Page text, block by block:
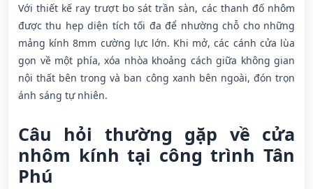
Với thiết kế ray trượt bo sát trần sàn, các thanh đố nhôm
được thu hẹp diện tích tối đa để nhường chỗ cho những
mảng kính 8mm cường lực lớn. Khi mở, các cánh cửa lùa
gọn về một phía, xóa nhòa khoảng cách giữa không gian
nội thất bên trong và ban công xanh bên ngoài, đón trọn
ánh sáng tự nhiên.
Câu hỏi thường gặp về cửa
nhôm kính tại công trình Tân
Phú